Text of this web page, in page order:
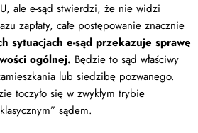
ale e-sąd stwierdzi, że nie widzi
zapłaty, całe postępowanie znacznie
sytuacjach e-sąd przekazuje sprawę
ogólnej. Będzie to sąd właściwy
lub siedzibę pozwanego.
toczyło się w zwykłym trybie
sądem.